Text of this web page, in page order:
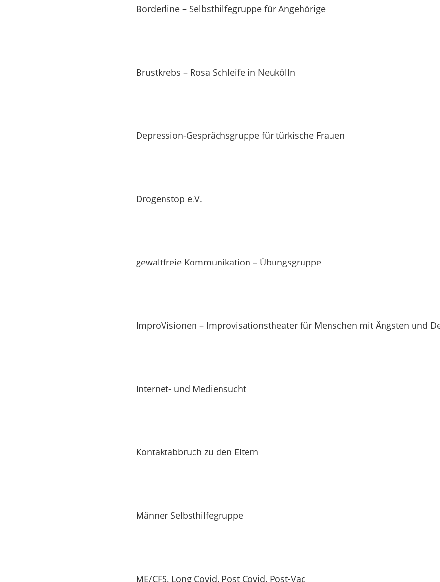
Borderline – Selbsthilfegruppe für Angehörige
Brustkrebs – Rosa Schleife in Neukölln
Depression-Gesprächsgruppe für türkische Frauen
Drogenstop e.V.
gewaltfreie Kommunikation – Übungsgruppe
ImproVisionen – Improvisationstheater für Menschen mit Ängsten und
Internet- und Mediensucht
Kontaktabbruch zu den Eltern
Männer Selbsthilfegruppe
ME/CFS, Long Covid, Post Covid, Post-Vac